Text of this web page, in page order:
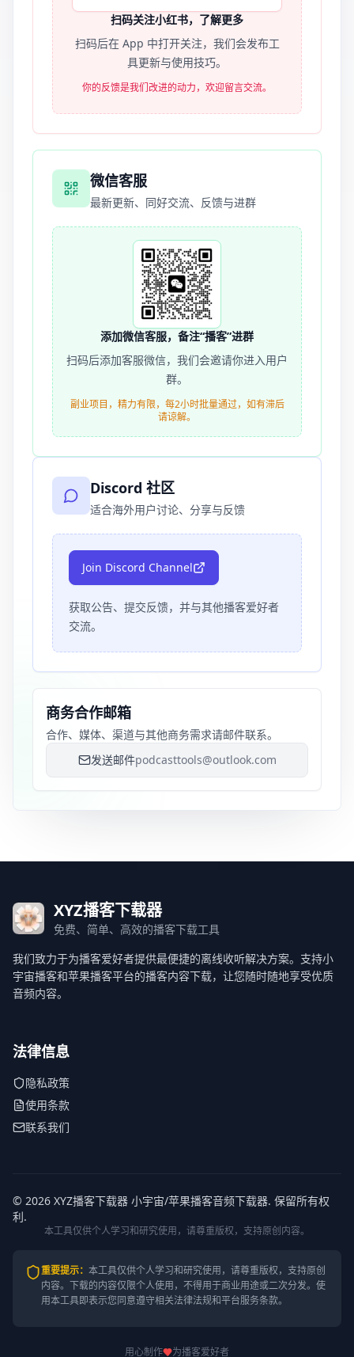
扫码关注小红书，了解更多
扫码后在 App 中打开关注，我们会发布工
具更新与使用技巧。
你的反馈是我们改进的动力，欢迎留言交流。
微信客服
最新更新、同好交流、反馈与进群
添加微信客服，备注“播客”进群
扫码后添加客服微信，我们会邀请你进入用户
群。
副业项目，精力有限，每2小时批量通过，如有滞后
请谅解。
Discord 社区
适合海外用户讨论、分享与反馈
Join Discord Channel
获取公告、提交反馈，并与其他播客爱好者
交流。
商务合作邮箱
合作、媒体、渠道与其他商务需求请邮件联系。
发送邮件podcasttools@outlook.com
XYZ播客下载器
免费、简单、高效的播客下载工具
我们致力于为播客爱好者提供最便捷的离线收听解决方案。支持小
宇宙播客和苹果播客平台的播客内容下载，让您随时随地享受优质
音频内容。
法律信息
隐私政策
使用条款
联系我们
© 2026 XYZ播客下载器 小宇宙/苹果播客音频下载器. 保留所有权
利.
本工具仅供个人学习和研究使用，请尊重版权，支持原创内容。
重要提示： 本工具仅供个人学习和研究使用，请尊重版权，支持原创
内容。 下载的内容仅限个人使用，不得用于商业用途或二次分发。使
用本工具即表示您同意遵守相关法律法规和平台服务条款。
用心制作 为播客爱好者